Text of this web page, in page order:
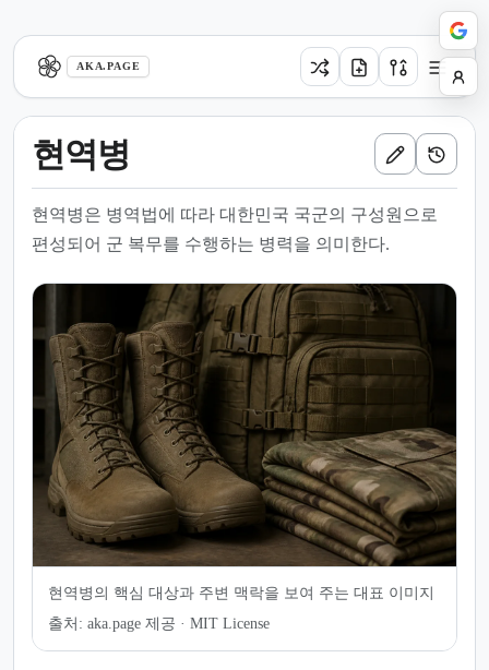
AKA.PAGE
현역병
현역병은 병역법에 따라 대한민국 국군의 구성원으로
편성되어 군 복무를 수행하는 병력을 의미한다.
현역병의 핵심 대상과 주변 맥락을 보여 주는 대표 이미지
출처: aka.page 제공 · MIT License